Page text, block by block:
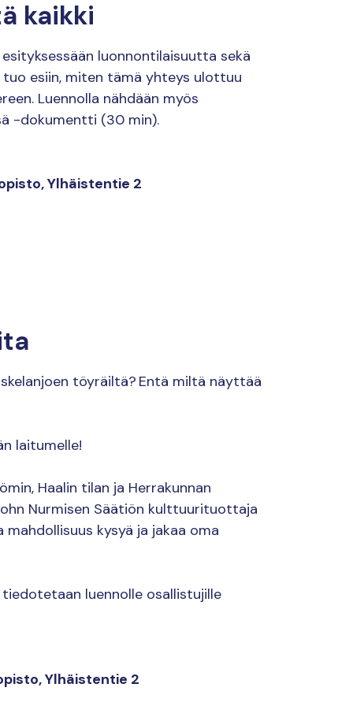
kaikki
luonnontilaisuutta sekä
esiin, miten tämä yhteys ulottuu
Luennolla nähdään myös
-dokumentti (30 min).
Ylhäistentie 2
töyräiltä? Entä miltä näyttää
laitumelle!
Haalin tilan ja Herrakunnan
Nurmisen Säätiön kulttuurituottaja
mahdollisuus kysyä ja jakaa oma
luennolle osallistujille
Ylhäistentie 2